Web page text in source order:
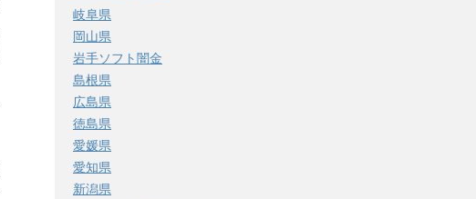
岐阜県
岡山県
岩手ソフト闇金
島根県
広島県
徳島県
愛媛県
愛知県
新潟県